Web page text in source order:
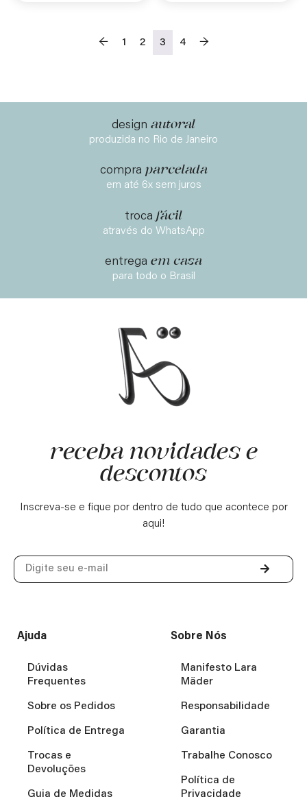
← 1 2 3 4 →
design autoral
produzida no Rio de Janeiro
compra parcelada
em até 6x sem juros
troca fácil
através do WhatsApp
entrega em casa
para todo o Brasil
receba novidades e
descontos
Inscreva-se e fique por dentro de tudo que acontece por
aqui!
Ajuda
Dúvidas
Frequentes
Sobre os Pedidos
Política de Entrega
Trocas e
Devoluções
Guia de Medidas
Sobre Nós
Manifesto Lara
Mäder
Responsabilidade
Garantia
Trabalhe Conosco
Política de
Privacidade